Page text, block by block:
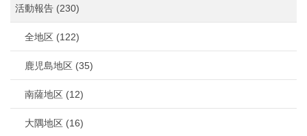
活動報告 (230)
全地区 (122)
鹿児島地区 (35)
南薩地区 (12)
大隅地区 (16)